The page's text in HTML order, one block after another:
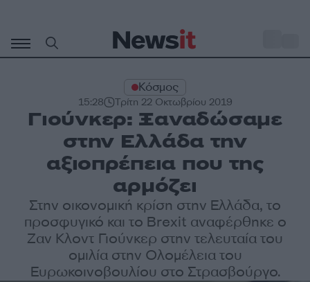
περιεχόμενο
Κόσμος
15:28 Τρίτη 22 Οκτωβρίου 2019
Γιούνκερ: Ξαναδώσαμε
στην Ελλάδα την
αξιοπρέπεια που της
αρμόζει
Στην οικονομική κρίση στην Ελλάδα, το
προσφυγικό και το Brexit αναφέρθηκε ο
Ζαν Κλοντ Γιούνκερ στην τελευταία του
ομιλία στην Ολομέλεια του
Ευρωκοινοβουλίου στο Στρασβούργο.